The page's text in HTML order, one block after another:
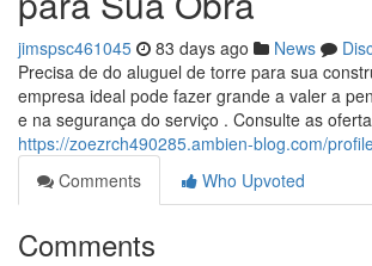
jimspsc461045 83 days ago News
Precisa de do aluguel de torre para sua
empresa ideal pode fazer grande a valer a
e na segurança do serviço . Consulte as
https://zoezrch490285.ambien-blog.com/
Comments
Who Upvoted
Comments